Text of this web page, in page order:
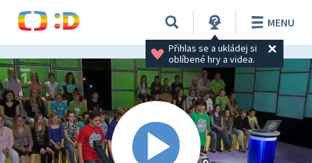
Přihlas se a ukládej si
oblíbené hry a videa.
MENU